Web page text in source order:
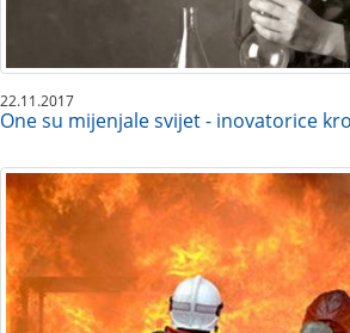
22.11.2017
One su mijenjale svijet - inovatorice